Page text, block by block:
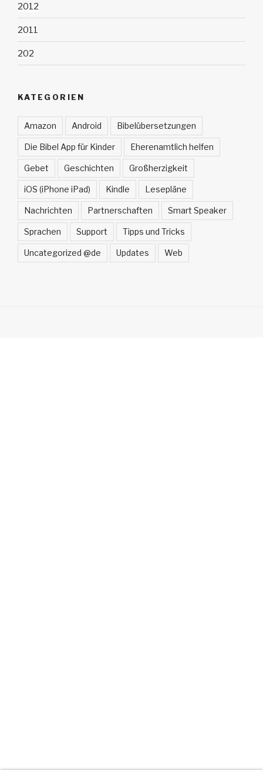
2012
2011
202
KATEGORIEN
Amazon Android Bibelübersetzungen
Die Bibel App für Kinder Eherenamtlich helfen
Gebet Geschichten Großherzigkeit
iOS (iPhone iPad) Kindle Lesepläne
Nachrichten Partnerschaften Smart Speaker
Sprachen Support Tipps und Tricks
Uncategorized @de Updates Web